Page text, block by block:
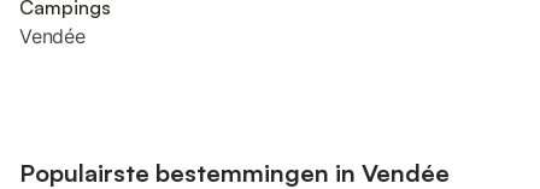
Campings
Vendée
Populairste bestemmingen in Vendée